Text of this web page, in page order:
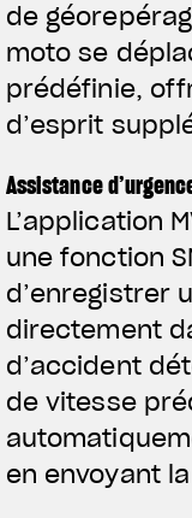
de
moto se
prédéfinie,
d’esprit
Assistance
L’application
une fonction
d’enregistrer
directement
d’accident
de vitesse
en envoyant